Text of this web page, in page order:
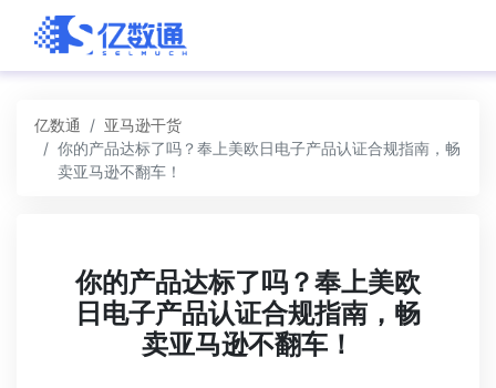
亿数通
亚马逊干货
你的产品达标了吗？奉上美欧日电子产品认证合规指南，畅
卖亚马逊不翻车！
你的产品达标了吗？奉上美欧
日电子产品认证合规指南，畅
卖亚马逊不翻车！